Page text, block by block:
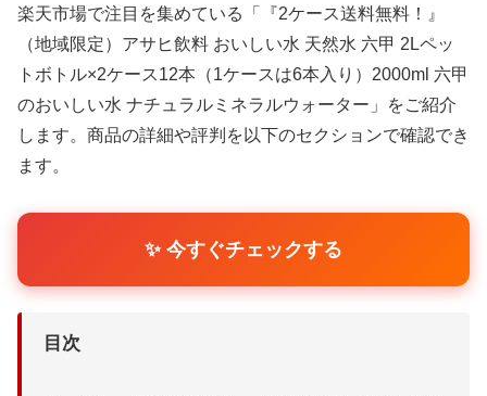
楽天市場で注目を集めている「『2ケース送料無料！』
（地域限定）アサヒ飲料 おいしい水 天然水 六甲 2Lペッ
トボトル×2ケース12本（1ケースは6本入り）2000ml 六甲
のおいしい水 ナチュラルミネラルウォーター」をご紹介
します。商品の詳細や評判を以下のセクションで確認でき
ます。
✨ 今すぐチェックする
目次